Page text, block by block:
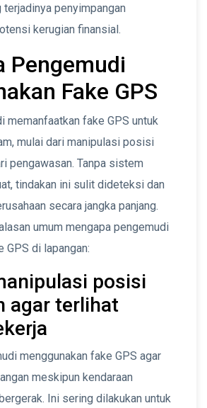
penyimpangan
kerugian finansial.
Pengemudi
Fake GPS
memanfaatkan fake GPS untuk
mulai dari manipulasi posisi
pengawasan. Tanpa sistem
tindakan ini sulit dideteksi dan
secara jangka panjang.
umum mengapa pengemudi
GPS di lapangan:
posisi
agar terlihat
menggunakan fake GPS agar
meskipun kendaraan
Ini sering dilakukan untuk